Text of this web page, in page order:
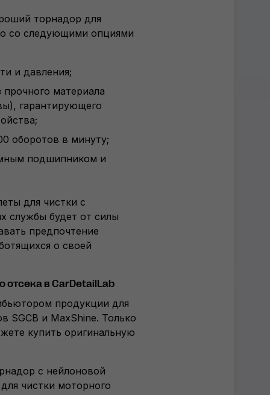
торнадор для
со следующими опциями
и давления;
материала
гарантирующего
оборотов в минуту;
подшипником и
для чистки с
службы будет от силы
предпочтение
о своей
отсека в CarDetailLab
продукции для
SGCB и MaxShine. Только
купить оригинальную
с нейлоновой
чистки моторного